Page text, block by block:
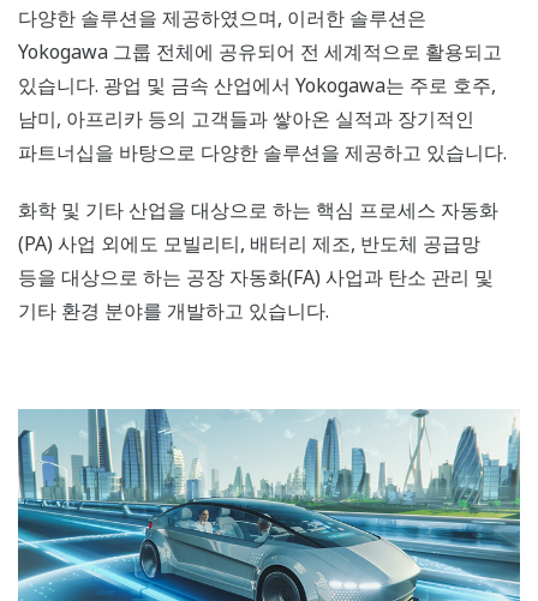
다양한 솔루션을 제공하였으며, 이러한 솔루션은
Yokogawa 그룹 전체에 공유되어 전 세계적으로 활용되고
있습니다. 광업 및 금속 산업에서 Yokogawa는 주로 호주,
남미, 아프리카 등의 고객들과 쌓아온 실적과 장기적인
파트너십을 바탕으로 다양한 솔루션을 제공하고 있습니다.
화학 및 기타 산업을 대상으로 하는 핵심 프로세스 자동화
(PA) 사업 외에도 모빌리티, 배터리 제조, 반도체 공급망
등을 대상으로 하는 공장 자동화(FA) 사업과 탄소 관리 및
기타 환경 분야를 개발하고 있습니다.